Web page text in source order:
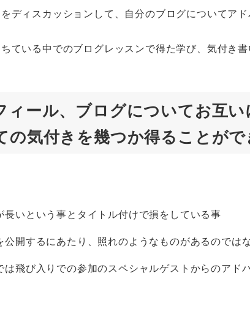
ディスカッションして、自分のブログについてアド
ている中でのブログレッスンで得た学び、気付き書
ィール、ブログについてお互
の気付きを幾つか得ることがで
長いという事とタイトル付けで損をしている事
公開するにあたり、照れのようなものがあるのでは
は飛び入りでの参加のスペシャルゲストからのアド